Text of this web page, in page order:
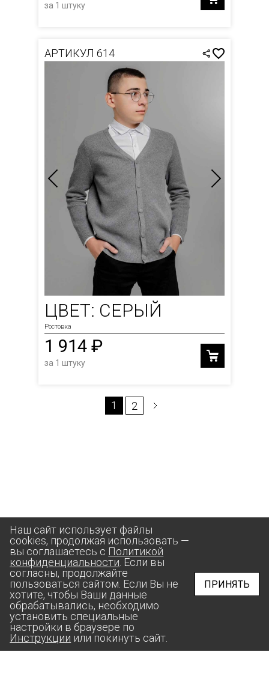
за 1 штуку
АРТИКУЛ 614
ЦВЕТ: СЕРЫЙ
Ростовка
1 914 ₽
за 1 штуку
1 2
Наш сайт использует файлы
cookies, продолжая использовать —
вы соглашаетесь с Политикой
конфиденциальности . Если вы
согласны, продолжайте
пользоваться сайтом. Если Вы не
хотите, чтобы Ваши данные
обрабатывались, необходимо
установить специальные
настройки в браузере по
Инструкции или покинуть сайт.
ПРИНЯТЬ